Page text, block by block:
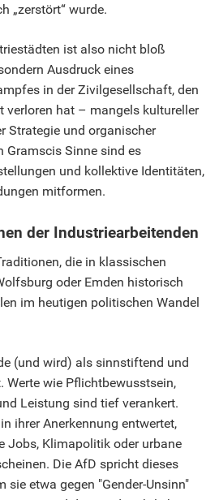
„zerstört“ wurde.
ist also nicht bloß
Ausdruck eines
in der Zivilgesellschaft, den
verloren hat – mangels kultureller
Strategie und organischer
Gramscis Sinne sind es
und kollektive Identitäten,
mitformen.
der Industriearbeitenden
die in klassischen
oder Emden historisch
im heutigen politischen Wandel
(und wird) als sinnstiftend und
wie Pflichtbewusstsein,
Leistung sind tief verankert.
ihrer Anerkennung entwertet,
Jobs, Klimapolitik oder urbane
Die AfD spricht dieses
sie etwa gegen "Gender-Unsinn"